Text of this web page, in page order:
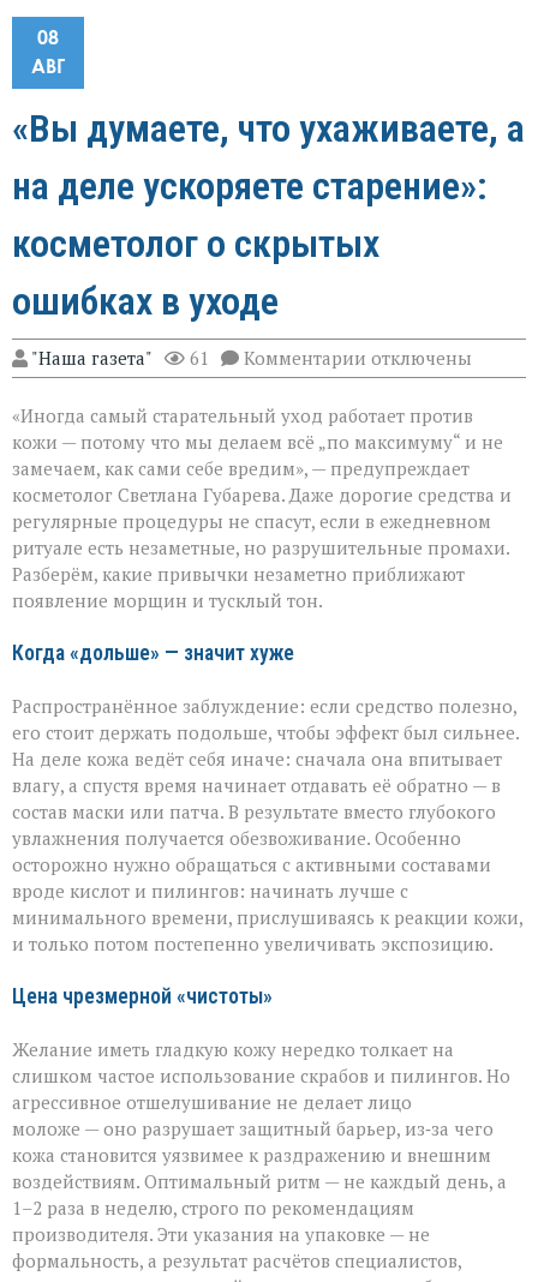
08
АВГ
«Вы думаете, что ухаживаете, а
на деле ускоряете старение»:
косметолог о скрытых
ошибках в уходе
"Наша газета" 61 Комментарии к
записи
думаете,
что
ухаживаете,
а
на
деле
ускоряете
старение»:
косметолог
отключены
«Иногда самый старательный уход работает против
кожи — потому что мы делаем всё „по максимуму“ и не
замечаем, как сами себе вредим», — предупреждает
косметолог Светлана Губарева. Даже дорогие средства и
регулярные процедуры не спасут, если в ежедневном
ритуале есть незаметные, но разрушительные промахи.
Разберём, какие привычки незаметно приближают
появление морщин и тусклый тон.
Когда «дольше» — значит хуже
Распространённое заблуждение: если средство полезно,
его стоит держать подольше, чтобы эффект был сильнее.
На деле кожа ведёт себя иначе: сначала она впитывает
влагу, а спустя время начинает отдавать её обратно — в
состав маски или патча. В результате вместо глубокого
увлажнения получается обезвоживание. Особенно
осторожно нужно обращаться с активными составами
вроде кислот и пилингов: начинать лучше с
минимального времени, прислушиваясь к реакции кожи,
и только потом постепенно увеличивать экспозицию.
Цена чрезмерной «чистоты»
Желание иметь гладкую кожу нередко толкает на
слишком частое использование скрабов и пилингов. Но
агрессивное отшелушивание не делает лицо
моложе — оно разрушает защитный барьер, из‑за чего
кожа становится уязвимее к раздражению и внешним
воздействиям. Оптимальный ритм — не каждый день, а
1–2 раза в неделю, строго по рекомендациям
производителя. Эти указания на упаковке — не
формальность, а результат расчётов специалистов,